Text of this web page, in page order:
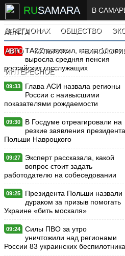
RUSAMARA В
В РЕГИОНАХ ОБЩЕСТВО
АВТО КУЛЬТУРА
ИНТЕРЕСНОЕ
ЛЕНТА
New
ТАСС выяснил, как за 10 лет
выросла средняя пенсия
российских госслужащих
09:33
Глава АСИ назвала регионы
России с наивысшими
показателями рождаемости
09:30
В Госдуме отреагировали на
резкие заявления президента
Польши Навроцкого
09:27
Эксперт рассказала, какой
вопрос стоит задать
работодателю на собеседовании
09:25
Президента Польши назвали
дураком за призыв помогать
Украине «бить москаля»
09:24
Силы ПВО за утро
уничтожили над регионами
России 83 украинских беспилотника